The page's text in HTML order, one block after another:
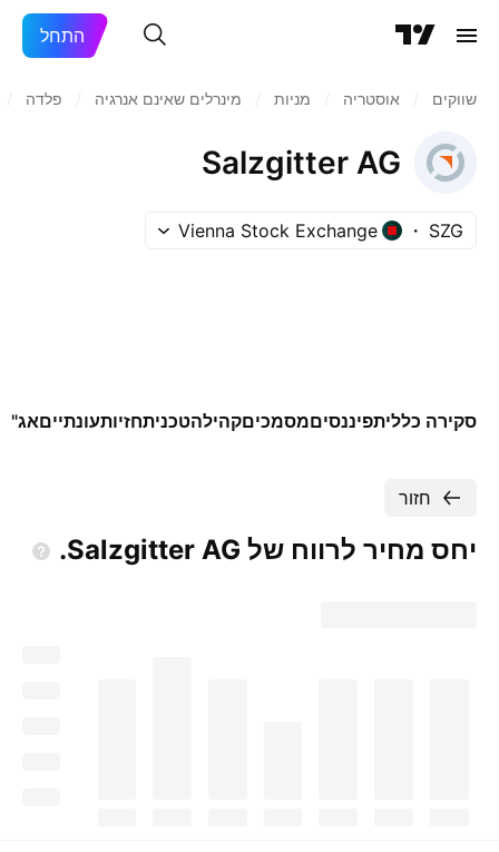
התחל
שווקים אוסטריה מניות‏ מינרלים שאינם אנרגיה פלדה
Salzgitter AG
SZG
Vienna Stock Exchange
סקירה כלליתפיננסיםמסמכיםקהילהטכניתחזיותעונתייםאג"ח
חזור
יחס מחיר לרווח של Salzgitter AG.